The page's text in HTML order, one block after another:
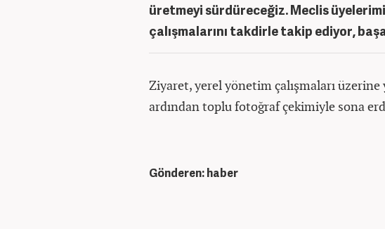
üretmeyi sürdüreceğiz. Meclis
çalışmalarını takdirle takip ediyor,
Ziyaret, yerel yönetim çalışmaları
ardından toplu fotoğraf çekimiyle sona
Gönderen: haber